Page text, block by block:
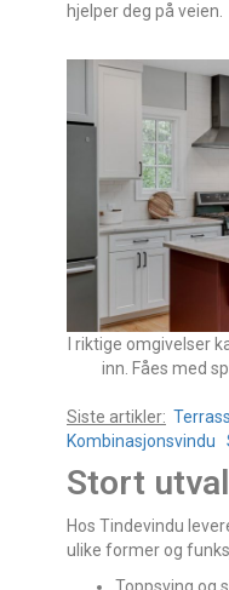
hjelper deg på veien.
I riktige omgivelser
inn. Fåes med
Siste artikler:
Kombinasjonsvindu
Stort
Hos Tindevindu
ulike former og